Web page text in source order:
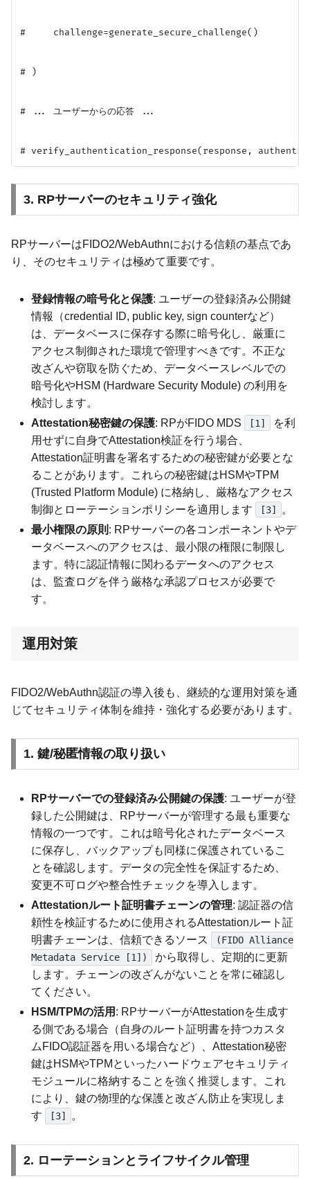
#     challenge=generate_secure_challenge()
# )
# ... ユーザーからの応答 ...
3. RPサーバーのセキュリティ強化
RPサーバーはFIDO2/WebAuthnにおける信頼の基点であ
り、そのセキュリティは極めて重要です。
登録情報の暗号化と保護: ユーザーの登録済み公開鍵
情報（credential ID, public key, sign counterなど）
は、データベースに保存する際に暗号化し、厳重に
アクセス制御された環境で管理すべきです。不正な
改ざんや窃取を防ぐため、データベースレベルでの
暗号化やHSM (Hardware Security Module) の利用を
検討します。
Attestation秘密鍵の保護: RPがFIDO MDS [1]
を利
用せずに自身でAttestation検証を行う場合、
Attestation証明書を署名するための秘密鍵が必要とな
ることがあります。これらの秘密鍵はHSMやTPM
(Trusted Platform Module) に格納し、厳格なアクセス
制御とローテーションポリシーを適用します
[3]
。
最小権限の原則 : RPサーバーの各コンポーネントやデ
ータベースへのアクセスは、最小限の権限に制限し
ます。特に認証情報に関わるデータへのアクセス
は、監査ログを伴う厳格な承認プロセスが必要で
す。
運用対策
FIDO2/WebAuthn認証の導入後も、継続的な運用対策を通
じてセキュリティ体制を維持・強化する必要があります。
1. 鍵/秘匿情報の取り扱い
RPサーバーでの登録済み公開鍵の保護: ユーザーが登
録した公開鍵は、RPサーバーが管理する最も重要な
情報の一つです。これは暗号化されたデータベース
に保存し、バックアップも同様に保護されているこ
とを確認します。データの完全性を保証するため、
変更不可ログや整合性チェックを導入します。
Attestationルート証明書チェーンの管理: 認証器の信
頼性を検証するために使用されるAttestationルート証
明書チェーンは、信頼できるソース
(FIDO Alliance
Metadata Service [1])
から取得し、定期的に更新
します。チェーンの改ざんがないことを常に確認し
てください。
HSM/TPMの活用 : RPサーバーがAttestationを生成す
る側である場合（自身のルート証明書を持つカスタ
ムFIDO認証器を用いる場合など）、Attestation秘密
鍵はHSMやTPMといったハードウェアセキュリティ
モジュールに格納することを強く推奨します。これ
により、鍵の物理的な保護と改ざん防止を実現しま
す
[3] 。
2. ローテーションとライフサイクル管理